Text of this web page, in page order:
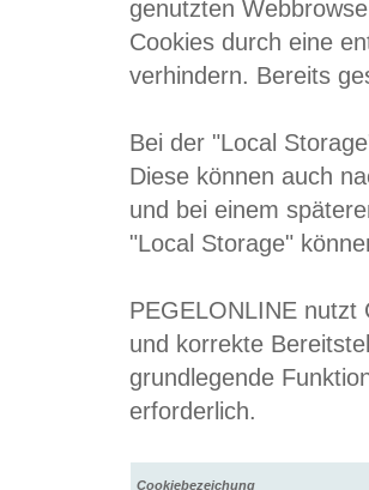
genutzten
Cookies durch eine
verhindern. Bereits
Bei der "Local
Diese können auch
und bei einem
"Local Storage"
PEGELONLINE nutzt
und korrekte
grundlegende
erforderlich.
Cookiebezeichung